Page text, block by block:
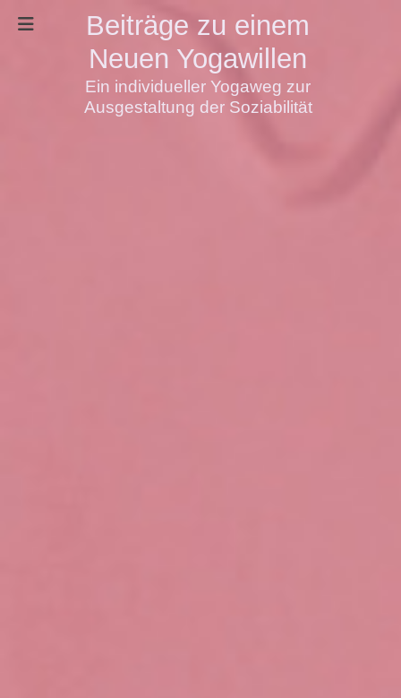
Beiträge zu einem
Neuen Yogawillen
Ein individueller Yogaweg zur
Ausgestaltung der Soziabilität